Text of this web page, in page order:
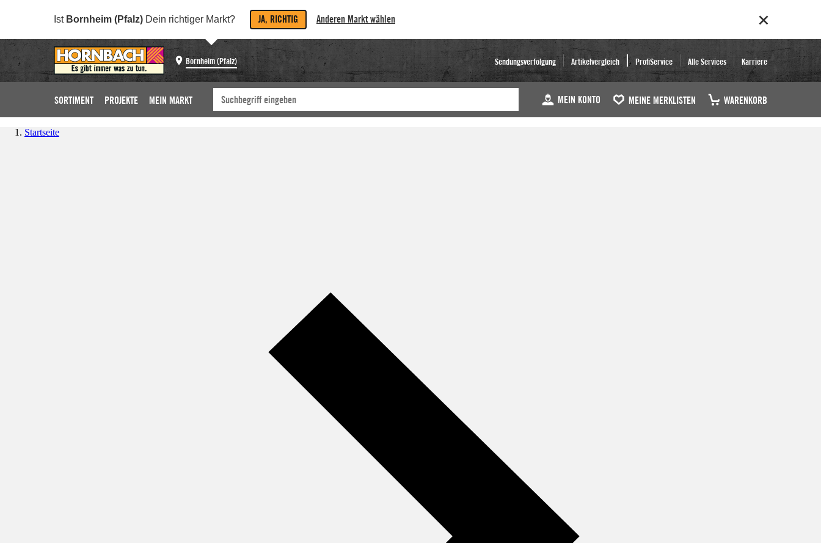
Ist Bornheim (Pfalz) Dein richtiger Markt? JA, RICHTIG Anderen Markt wählen
Bornheim (Pfalz) Sendungsverfolgung Artikelvergleich ProfiService Alle Services Karriere
SORTIMENT PROJEKTE MEIN MARKT MEIN KONTO MEINE MERKLISTEN WARENKORB
Startseite